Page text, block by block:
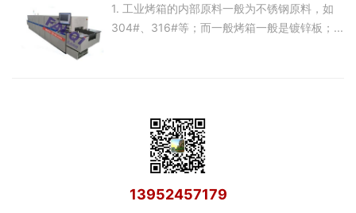
1. 工业烤箱的内部原料一般为不锈钢原料，如
304#、316#等；而一般烤箱一般是镀锌板；...
13952457179